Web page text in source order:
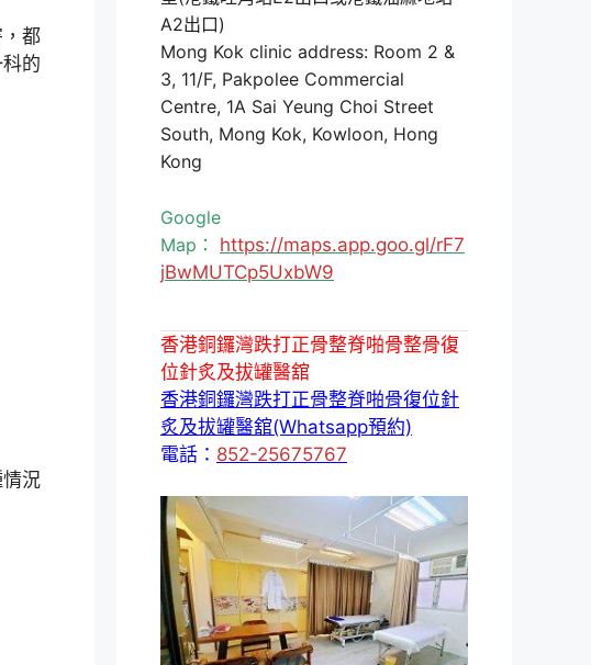
都
的
況
A2出口)
Mong Kok clinic address: Room 2 &
3, 11/F, Pakpolee Commercial
Centre, 1A Sai Yeung Choi Street
South, Mong Kok, Kowloon, Hong
Kong
Google
Map： https://maps.app.goo.gl/rF7
jBwMUTCp5UxbW9
香港銅鑼灣跌打正骨整脊啪骨整骨復
位針炙及拔罐醫舘
香港銅鑼灣跌打正骨整脊啪骨復位針
炙及拔罐醫舘(Whatsapp預約)
電話： 852-25675767